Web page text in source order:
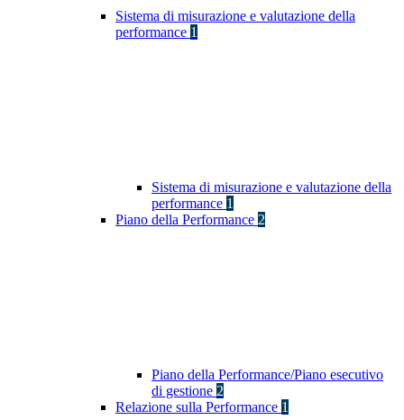
Sistema di misurazione e valutazione della
performance 1
Sistema di misurazione e valutazione della
performance 1
Piano della Performance 2
Piano della Performance/Piano esecutivo
di gestione 2
Relazione sulla Performance 1